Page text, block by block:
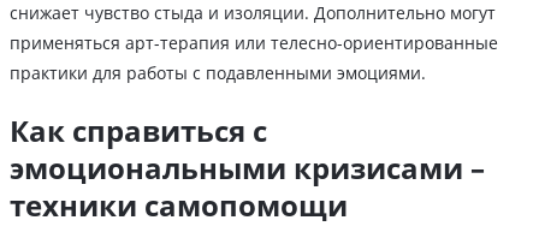
снижает чувство стыда и изоляции. Дополнительно могут
применяться арт-терапия или телесно-ориентированные
практики для работы с подавленными эмоциями.
Как справиться с
эмоциональными кризисами –
техники самопомощи